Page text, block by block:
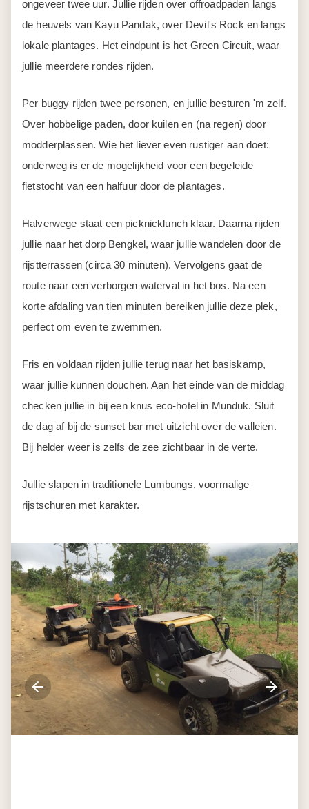
Per buggy rijden twee personen, en jullie besturen 'm zelf.
Over hobbelige paden, door kuilen en (na regen) door
modderplassen. Wie het liever even rustiger aan doet:
onderweg is er de mogelijkheid voor een begeleide
Halverwege staat een picknicklunch klaar. Daarna rijden
jullie naar het dorp Bengkel, waar jullie wandelen door de
rijstterrassen (circa 30 minuten). Vervolgens gaat de
route naar een verborgen waterval in het bos. Na een
perfect om even te zwemmen.
Fris en voldaan rijden jullie terug naar het basiskamp,
waar jullie kunnen douchen. Aan het einde van de middag
checken jullie in bij een knus eco-hotel in Munduk. Sluit
de dag af bij de sunset bar met uitzicht over de valleien.
Jullie slapen in traditionele Lumbungs, voormalige
rijstschuren met karakter.
Dag 7
Omgeving Munduk
Munduk ligt op 700 meter hoogte, omringd door bergen,